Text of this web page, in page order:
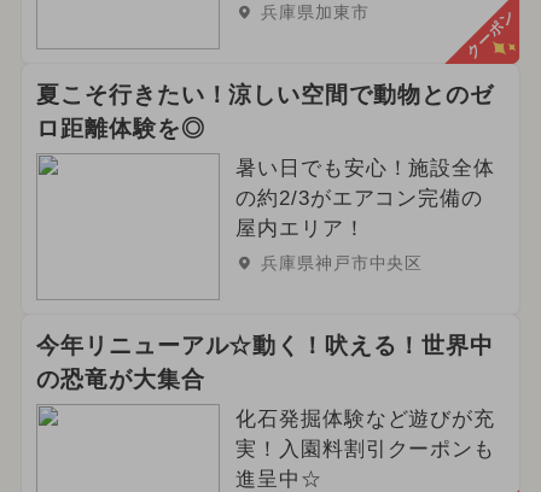
兵庫県加東市 クーポン
夏こそ行きたい！涼しい空間で動物とのゼ
ロ距離体験を◎
暑い日でも安心！施設全体
の約2/3がエアコン完備の
屋内エリア！
兵庫県神戸市中央区
今年リニューアル☆動く！吠える！世界中
の恐竜が大集合
化石発掘体験など遊びが充
実！入園料割引クーポンも
進呈中☆